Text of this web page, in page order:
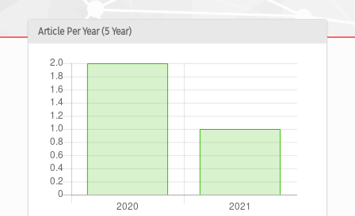
Article Per Year (5 Year)